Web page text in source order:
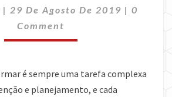
SUA
CASA
| 29 De Agosto De 2019 | 0
Comment
é sempre uma tarefa complexa
e planejamento, e cada